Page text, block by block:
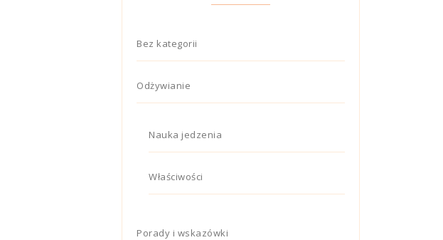
Bez kategorii
Odżywianie
Nauka jedzenia
Właściwości
Porady i wskazówki